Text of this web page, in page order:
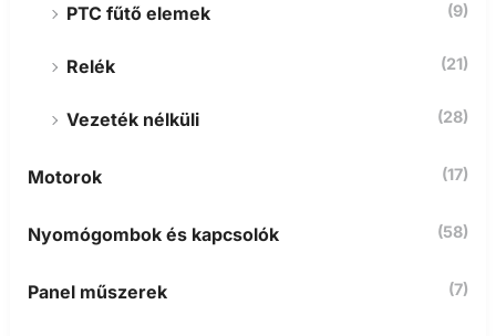
PTC fűtő elemek (9)
Relék (21)
Vezeték nélküli (28)
Motorok (17)
Nyomógombok és kapcsolók (58)
Panel műszerek (7)